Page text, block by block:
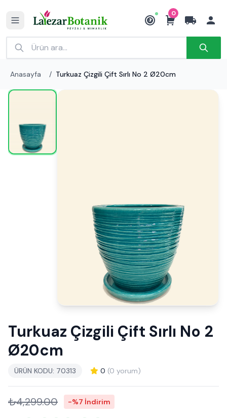
₺
0
Anasayfa / Turkuaz Çizgili Çift Sırlı No 2 Ø20cm
Turkuaz Çizgili Çift Sırlı No 2
Ø20cm
ÜRÜN KODU: 70313 0 (0 yorum)
₺4,299.00 -%7 İndirim